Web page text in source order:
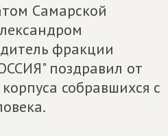
Самарской
фракции
поздравил от
собравшихся с